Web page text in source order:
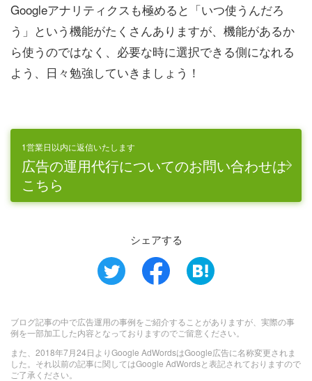
Googleアナリティクスも極めると「いつ使うんだろ
う」という機能がたくさんありますが、機能があるか
ら使うのではなく、必要な時に選択できる側になれる
よう、日々勉強していきましょう！
1営業日以内に返信いたします
広告の運用代行についてのお問い合わせは
こちら
シェアする
ブログ記事の中で広告運用の事例をご紹介することがありますが、実際の事
例を一部加工した内容となっておりますのでご留意ください。
また、2018年7月24日よりGoogle AdWordsはGoogle広告に名称変更されま
した。それ以前の記事に関してはGoogle AdWordsと表記されておりますので
ご了承ください。